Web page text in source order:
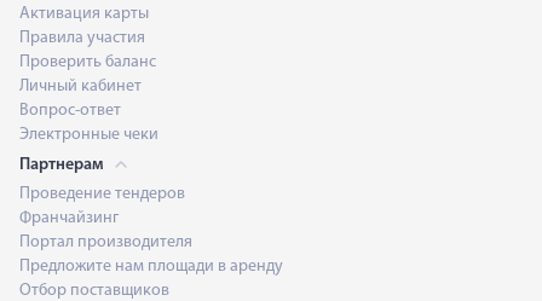
Активация карты
Правила участия
Проверить баланс
Личный кабинет
Вопрос-ответ
Электронные чеки
Партнерам
Проведение тендеров
Франчайзинг
Портал производителя
Предложите нам площади в аренду
Отбор поставщиков